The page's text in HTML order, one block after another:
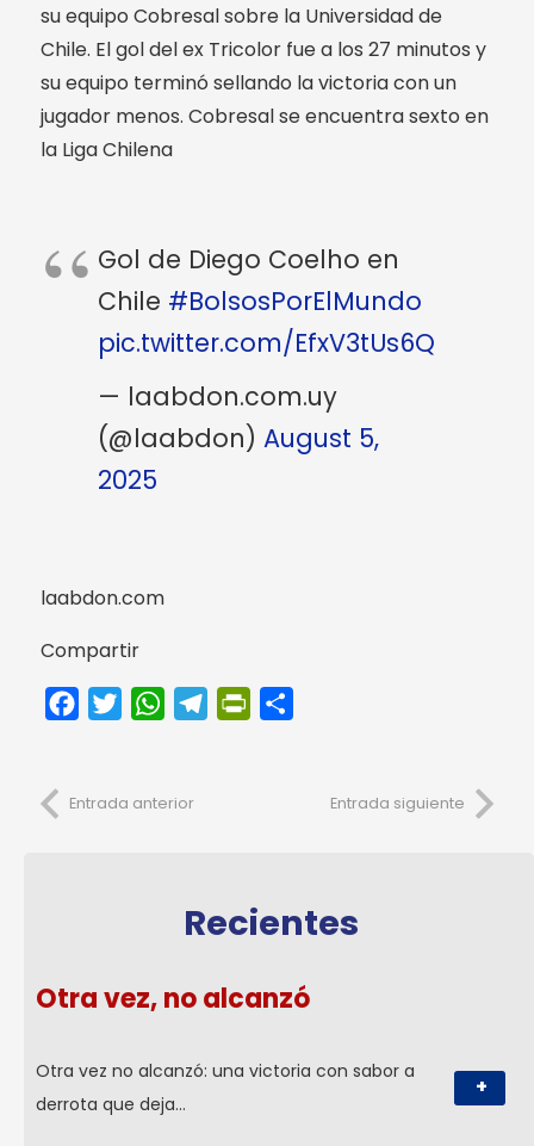
su equipo Cobresal sobre la Universidad de
Chile. El gol del ex Tricolor fue a los 27 minutos y
su equipo terminó sellando la victoria con un
jugador menos. Cobresal se encuentra sexto en
la Liga Chilena
Gol de Diego Coelho en
Chile #BolsosPorElMundo
pic.twitter.com/EfxV3tUs6Q
— laabdon.com.uy
(@laabdon) August 5,
2025
laabdon.com
Compartir
FacebookTwitterWhatsAppTelegramPrintFriendly
Entrada anterior Entrada siguiente
Recientes
Otra vez, no alcanzó
Otra vez no alcanzó: una victoria con sabor a
derrota que deja…
+